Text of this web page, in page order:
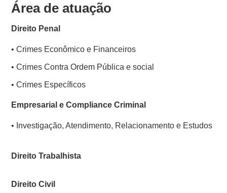
Área de atuação
Direito Penal
• Crimes Econômico e Financeiros
• Crimes Contra Ordem Pública e social
• Crimes Específicos
Empresarial e Compliance Criminal
• Investigação, Atendimento, Relacionamento e Estudos
Direito Trabalhista
Direito Civil